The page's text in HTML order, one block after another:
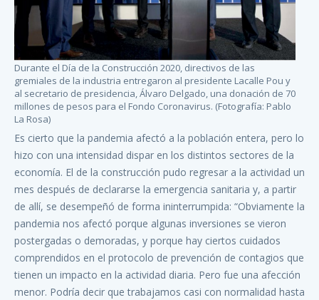
Durante el Día de la Construcción 2020, directivos de las
gremiales de la industria entregaron al presidente Lacalle Pou y
al secretario de presidencia, Álvaro Delgado, una donación de 70
millones de pesos para el Fondo Coronavirus. (Fotografía: Pablo
La Rosa)
Es cierto que la pandemia afectó a la población entera, pero lo
hizo con una intensidad dispar en los distintos sectores de la
economía. El de la construcción pudo regresar a la actividad un
mes después de declararse la emergencia sanitaria y, a partir
de allí, se desempeñó de forma ininterrumpida: “Obviamente la
pandemia nos afectó porque algunas inversiones se vieron
postergadas o demoradas, y porque hay ciertos cuidados
comprendidos en el protocolo de prevención de contagios que
tienen un impacto en la actividad diaria. Pero fue una afección
menor. Podría decir que trabajamos casi con normalidad hasta